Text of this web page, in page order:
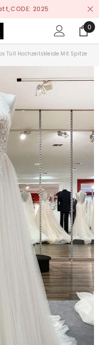
2025
0
0
Tüll Hochzeitskleide Mit Spitze